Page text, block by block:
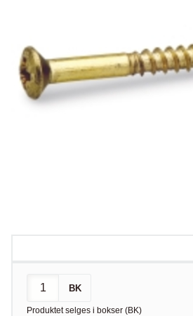
BK
Produktet selges i bokser (BK)